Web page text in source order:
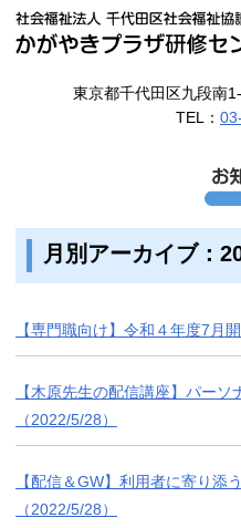
東京都千代田区九段南
TEL：
月別アーカイブ：
【専門職向け】令和４年度7月
【木原先生の配信講座】パー
（2022/5/28）
【配信＆GW】利用者に寄り添
（2022/5/28）